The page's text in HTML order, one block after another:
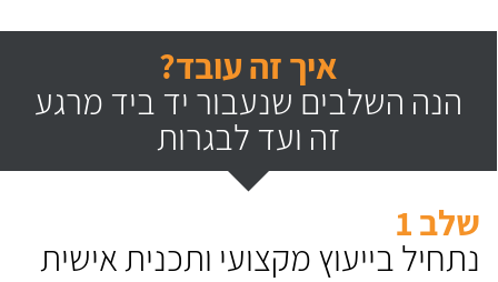
איך זה עובד?
הנה השלבים שנעבור יד ביד מרגע
זה ועד לבגרות
שלב 1
נתחיל בייעוץ מקצועי ותכנית אישית